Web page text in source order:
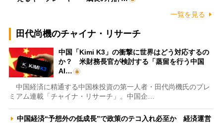
一覧を見る
田代尚機のチャイナ・リサーチ
中国「Kimi K3」の衝撃に世界はどう対応するの
か？ 米財務長官が検討する「蒸留を行う中国
AI…
中国経済に精通する中国株投資の第一人者・田代尚機氏のプレ
ミアム連載「チャイナ・リサーチ」。中国企…
中国経済“予想外の低成長”で政策のテコ入れ必至か 経済運営